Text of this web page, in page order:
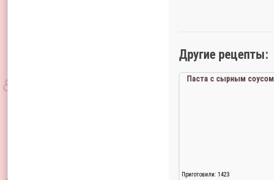
Другие рецепты:
Паста с сырным соусом
Приготовили: 1423